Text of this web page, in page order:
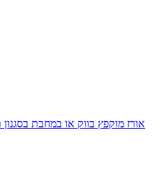
אורז מוקפץ בווק או במחבת